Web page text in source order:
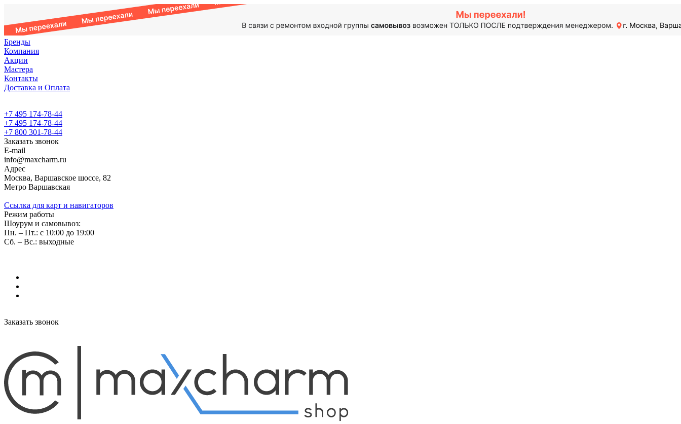
Бренды
Компания
Акции
Мастера
Контакты
Доставка и Оплата
+7 495 174-78-44
+7 495 174-78-44
+7 800 301-78-44
Заказать звонок
E-mail
info@maxcharm.ru
Адрес
Москва, Варшавское шоссе, 82
Метро Варшавская
Ссылка для карт и навигаторов
Режим работы
Шоурум и самовывоз:
Пн. – Пт.: с 10:00 до 19:00
Сб. – Вс.: выходные
Заказать звонок